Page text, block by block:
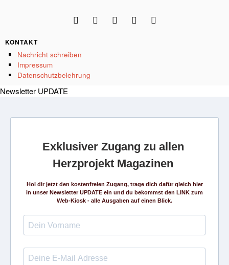
KONTAKT
Nachricht schreiben
Impressum
Datenschutzbelehrung
Newsletter UPDATE